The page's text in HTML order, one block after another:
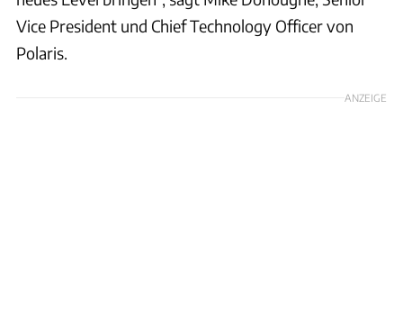
Vice President und Chief Technology Officer von
Polaris.
ANZEIGE